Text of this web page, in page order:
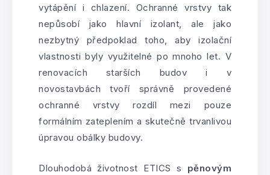
vytápění i chlazení. Ochranné vrstvy tak
nepůsobí jako hlavní izolant, ale jako
nezbytný předpoklad toho, aby izolační
vlastnosti byly využitelné po mnoho let. V
renovacích starších budov i v
novostavbách tvoří správně provedené
ochranné vrstvy rozdíl mezi pouze
formálním zateplením a skutečně trvanlivou
úpravou obálky budovy.
Dlouhodobá životnost ETICS s pěnovým